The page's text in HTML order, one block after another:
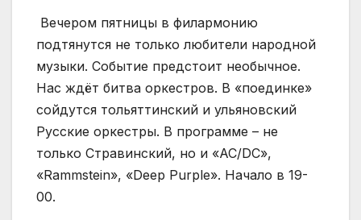
Вечером пятницы в филармонию
подтянутся не только любители народной
музыки. Событие предстоит необычное.
Нас ждёт битва оркестров. В «поединке»
сойдутся тольяттинский и ульяновский
Русские оркестры. В программе – не
только Стравинский, но и «AC/DC»,
«Rammstein», «Deep Purple». Начало в 19-
00.